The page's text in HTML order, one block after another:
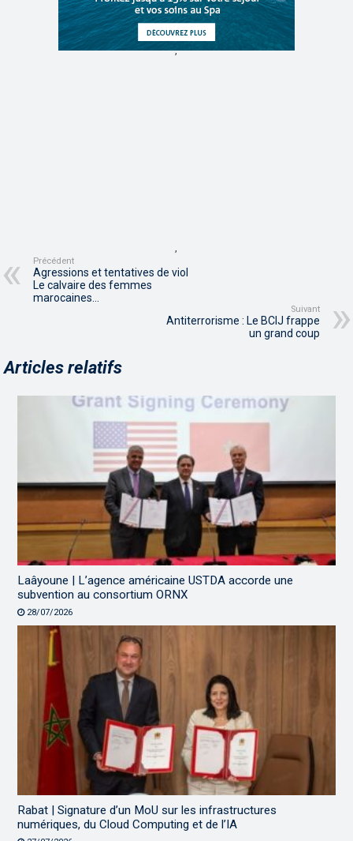
,
,
Précédent
Agressions et tentatives de viol
Le calvaire des femmes
marocaines…
Suivant
Antiterrorisme : Le BCIJ frappe
un grand coup
Articles relatifs
Laâyoune | L’agence américaine USTDA accorde une
subvention au consortium ORNX
28/07/2026
Rabat | Signature d’un MoU sur les infrastructures
numériques, du Cloud Computing et de l’IA